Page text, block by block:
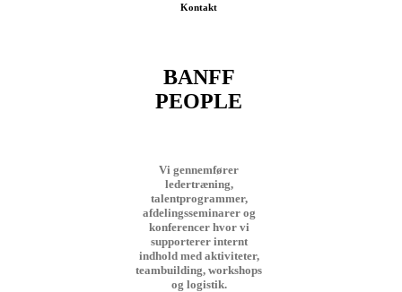
Kontakt
BANFF
PEOPLE
Vi gennemfører
ledertræning,
talentprogrammer,
afdelingsseminarer og
konferencer hvor vi
supporterer internt
indhold med aktiviteter,
teambuilding, workshops
og logistik.